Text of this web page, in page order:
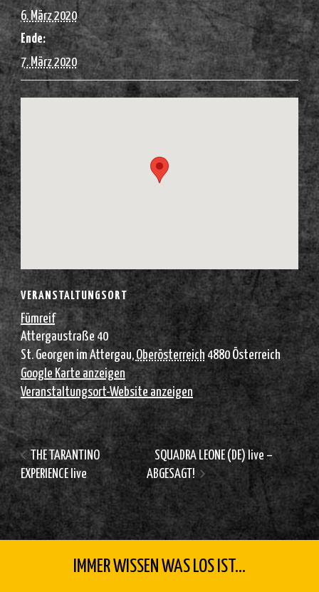
6. März 2020
Ende:
7. März 2020
VERANSTALTUNGSORT
Fümreif
Attergaustraße 40
St. Georgen im Attergau, Oberösterreich 4880 Österreich
Google Karte anzeigen
Veranstaltungsort-Website anzeigen
THE TARANTINO
EXPERIENCE live
SQUADRA LEONE (DE) live –
ABGESAGT!
IMMER WISSEN WAS LOS IST...